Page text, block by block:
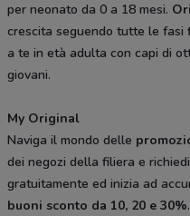
per neonato da 0 a 18 mesi.
crescita seguendo tutte le fasi
a te in età adulta con capi di
giovani.
My Original
Naviga il mondo delle
dei negozi della filiera e
gratuitamente ed inizia ad
buoni sconto da 10, 20 e 30%